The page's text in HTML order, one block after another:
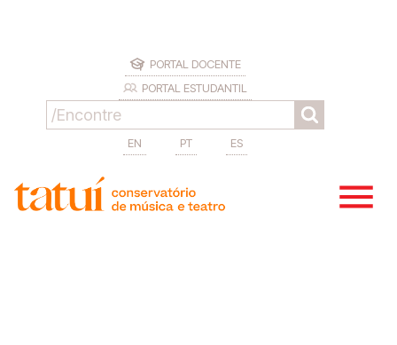
PORTAL DOCENTE
PORTAL ESTUDANTIL
EN PT ES